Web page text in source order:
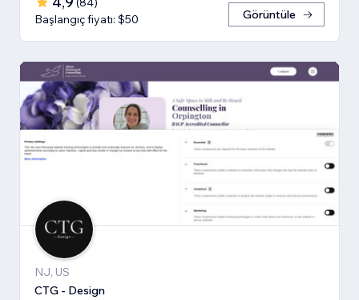
Başlangıç fiyatı: $50
Görüntüle
NJ, US
CTG - Design